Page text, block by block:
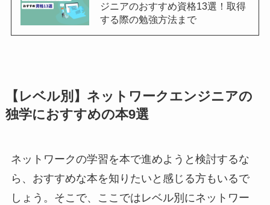
ジニアのおすすめ資格13選！取得
する際の勉強方法まで
【レベル別】ネットワークエンジニアの
独学におすすめの本9選
ネットワークの学習を本で進めようと検討するな
ら、おすすめな本を知りたいと感じる方もいるで
しょう。そこで、ここではレベル別にネットワー